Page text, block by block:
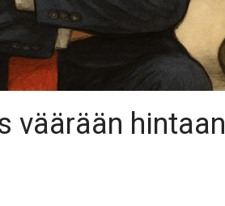
väärään hintaan